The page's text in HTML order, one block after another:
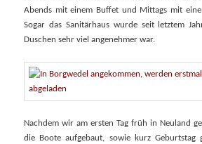
Abends mit einem Buffet und Mittags mit
Sogar das Sanitärhaus wurde seit letztem
Duschen sehr viel angenehmer war.
Nachdem wir am ersten Tag früh in Neuland
die Boote aufgebaut, sowie kurz Geburtstag